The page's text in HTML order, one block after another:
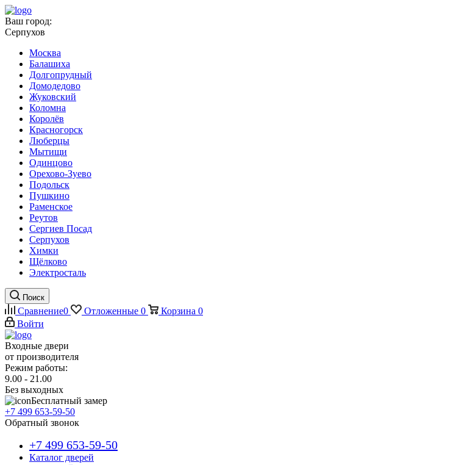
Ваш город:
Серпухов
Москва
Балашиха
Долгопрудный
Домодедово
Жуковский
Коломна
Королёв
Красногорск
Люберцы
Мытищи
Одинцово
Орехово-Зуево
Подольск
Пушкино
Раменское
Реутов
Сергиев Посад
Серпухов
Химки
Щёлково
Электросталь
Поиск
Сравнение0 Отложенные 0 Корзина 0
Войти
Входные двери
от производителя
Режим работы:
9.00 - 21.00
Без выходных
Бесплатный замер
+7 499 653-59-50
Обратный звонок
+7 499 653-59-50
Каталог дверей